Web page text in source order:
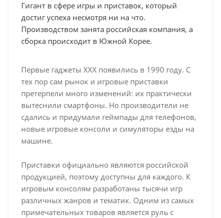
Гигант в сфере игры и приставок, который
достиг успеха несмотря ни на что.
Производством занята российская компания, а
сборка происходит в Южной Корее.
Первые гаджеты ХХХ появились в 1990 году. С
тех пор сам рынок и игровые приставки
претерпели много изменений: их практически
вытеснили смартфоны. Но производители не
сдались и придумали геймпады для телефонов,
новые игровые консоли и симуляторы езды на
машине.
Приставки официально являются российской
продукцией, поэтому доступны для каждого. К
игровым консолям разработаны тысячи игр
различных жанров и тематик. Одним из самых
примечательных товаров является руль с